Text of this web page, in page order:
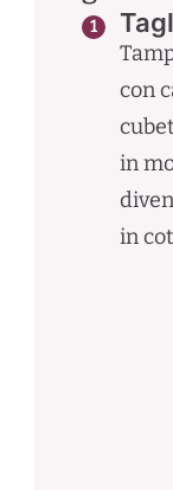
con
in
in